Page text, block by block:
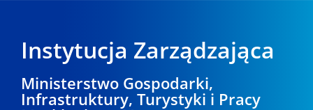
Instytucja Zarządzająca
Ministerstwo Gospodarki,
Infrastruktury, Turystyki i Pracy